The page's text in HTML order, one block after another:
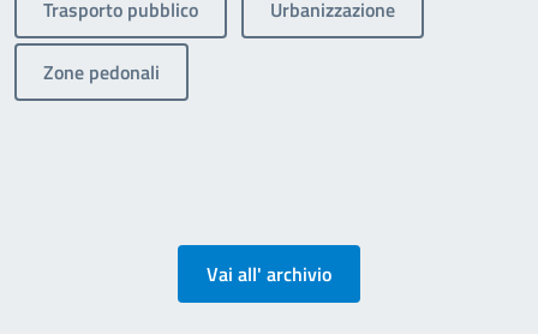
Trasporto pubblico Urbanizzazione
Zone pedonali
Vai all' archivio